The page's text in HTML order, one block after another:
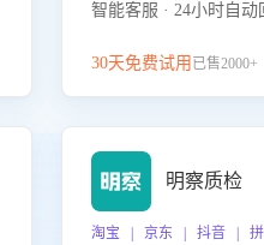
智能客服 · 24小时自
30天免费试用 已售2000+
明察质检
淘宝 | 京东 | 抖音 | 拼